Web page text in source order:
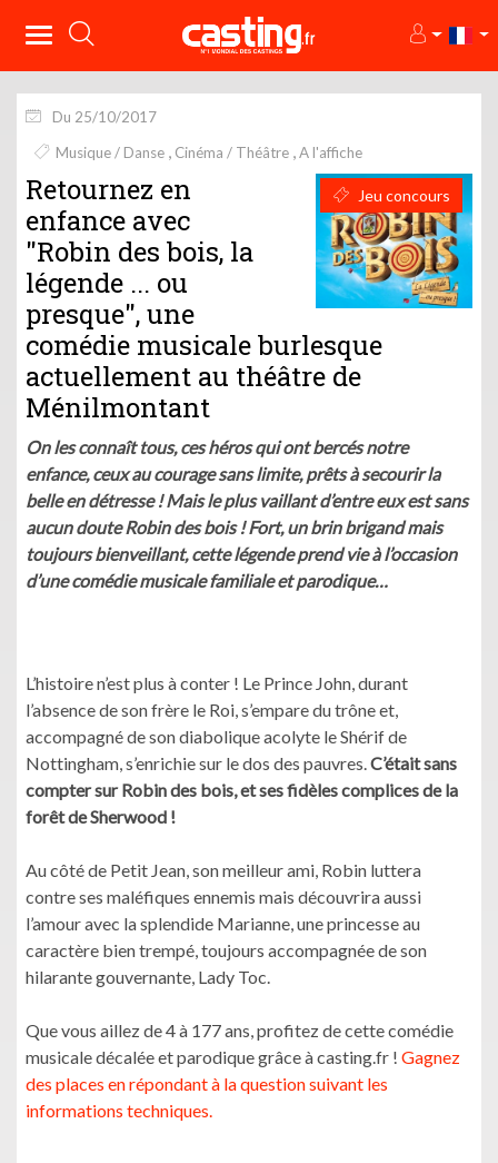
Du 25/10/2017
Musique / Danse
Cinéma / Théâtre A l'affiche
Jeu concours
Retournez en
enfance avec
"Robin des bois, la
légende ... ou
presque", une
comédie musicale burlesque
actuellement au théâtre de
Ménilmontant
On les connaît tous, ces héros qui ont bercés notre
enfance, ceux au courage sans limite, prêts à secourir la
belle en détresse ! Mais le plus vaillant d’entre eux est sans
aucun doute Robin des bois ! Fort, un brin brigand mais
toujours bienveillant, cette légende prend vie à l’occasion
d’une comédie musicale familiale et parodique…
L’histoire n’est plus à conter ! Le Prince John, durant
l’absence de son frère le Roi, s’empare du trône et,
accompagné de son diabolique acolyte le Shérif de
Nottingham, s’enrichie sur le dos des pauvres.C’était sans
compter sur Robin des bois, et ses fidèles complices de la
forêt de Sherwood !
Au côté de Petit Jean, son meilleur ami, Robin luttera
contre ses maléfiques ennemis mais découvrira aussi
l’amour avec la splendide Marianne, une princesse au
caractère bien trempé, toujours accompagnée de son
hilarante gouvernante, Lady Toc.
Que vous aillez de 4 à 177 ans, profitez de cette comédie
musicale décalée et parodique grâce à casting.fr ! Gagnez
des places en répondant à la question suivant les
informations techniques.